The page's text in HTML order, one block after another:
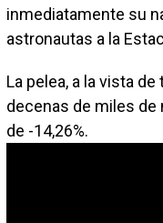
inmediatamente su
astronautas a la
La pelea, a la vista
decenas de miles de
de -14,26%.